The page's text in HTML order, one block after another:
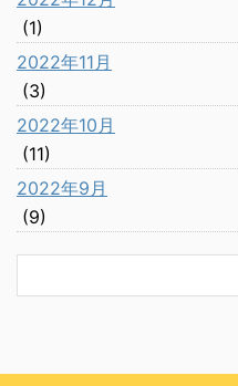
(1)
2022年11月
(3)
2022年10月
(11)
2022年9月
(9)